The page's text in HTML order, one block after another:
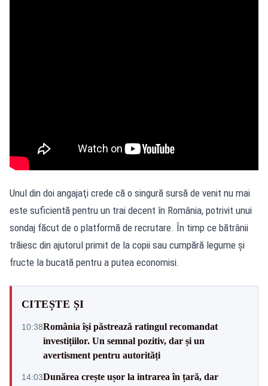
Unul din doi angajaţi crede că o singură sursă de venit nu mai
este suficientă pentru un trai decent în România, potrivit unui
sondaj făcut de o platformă de recrutare. În timp ce bătrânii
trăiesc din ajutorul primit de la copii sau cumpără legume și
fructe la bucată pentru a putea economisi.
CITEȘTE ȘI
10:38România își păstrează ratingul recomandat
investițiilor. Un semnal pozitiv, dar și un
avertisment pentru autorități
14:03Dunărea crește ușor la intrarea în țară, dar